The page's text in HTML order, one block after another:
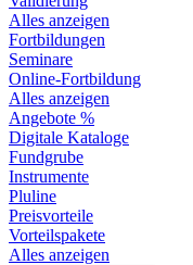
Alles anzeigen
Fortbildungen
Seminare
Online-Fortbildung
Alles anzeigen
Angebote %
Digitale Kataloge
Fundgrube
Instrumente
Pluline
Preisvorteile
Vorteilspakete
Alles anzeigen